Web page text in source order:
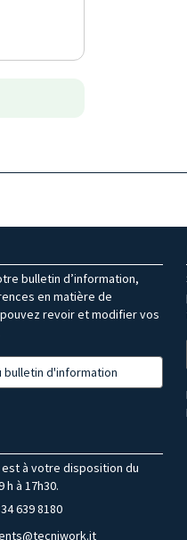
bulletin d’information,
en matière de
revoir et modifier vos
bulletin d'information
à votre disposition du
h à 17h30.
639 8180